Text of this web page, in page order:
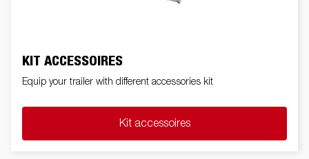
KIT ACCESSOIRES
Equip your trailer with different accessories kit
Kit accessoires